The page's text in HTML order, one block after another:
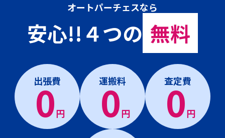
オートパーチェスなら
安心!!４つの 無料
出張費
0円
運搬料
0円
査定費
0円